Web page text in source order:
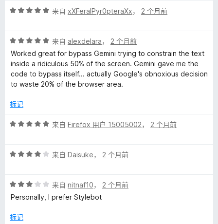
/评
/
5
来自 xXFeralPyr0pteraXx， 2 个月前
评
分
5
/
5
来自 alexdelara， 2 个月前
Worked great for bypass Gemini trying to constrain the text
inside a ridiculous 50% of the screen. Gemini gave me the
code to bypass itself... actually Google's obnoxious decision
to waste 20% of the browser area.
标记
评
/
来自 Firefox 用户 15005002， 2 个月前
评
/
5
来自 Daisuke， 2 个月前
评
分
/
来自 nitnaf10， 2 个月前
Personally, I prefer Stylebot
标记